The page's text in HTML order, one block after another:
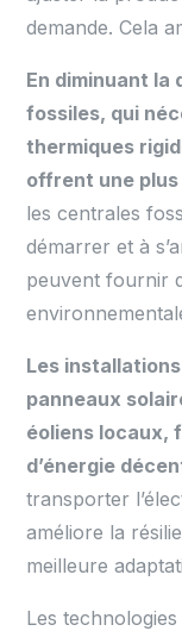
demande. Cela
En diminuant la
fossiles, qui
thermiques
offrent une
les centrales
démarrer et à
peuvent fournir
Les
panneaux
éoliens locaux,
d’énergie
transporter
améliore la
meilleure
Les